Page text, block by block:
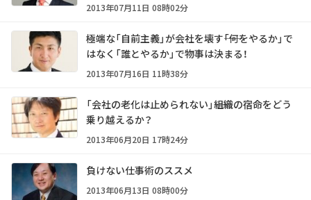
2013年07月11日 08時02分
極端な「自前主義」が会社を壊す――「何をやるか」で
はなく「誰とやるか」で物事は決まる！
2013年07月16日 11時38分
「会社の老化は止められない」――組織の宿命をどう
乗り越えるか？
2013年06月20日 17時24分
負けない仕事術のススメ
2013年06月13日 08時00分